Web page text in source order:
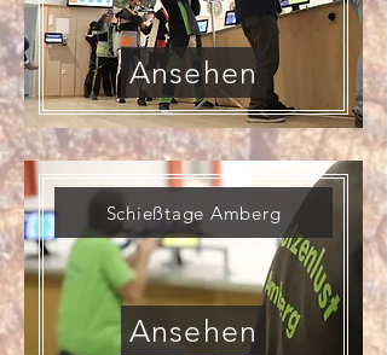
Ansehen
Schießtage Amberg
Ansehen